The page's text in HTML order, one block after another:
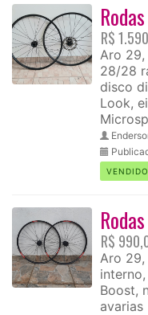
R$
Aro 29,
28/28
disco
Look,
VENDIDO
R$
Aro 29,
Boost,
avarias